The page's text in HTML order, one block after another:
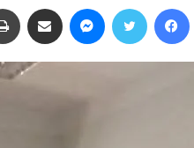
فيسبوك تويتر ماسنجر مشاركة عبر البريد